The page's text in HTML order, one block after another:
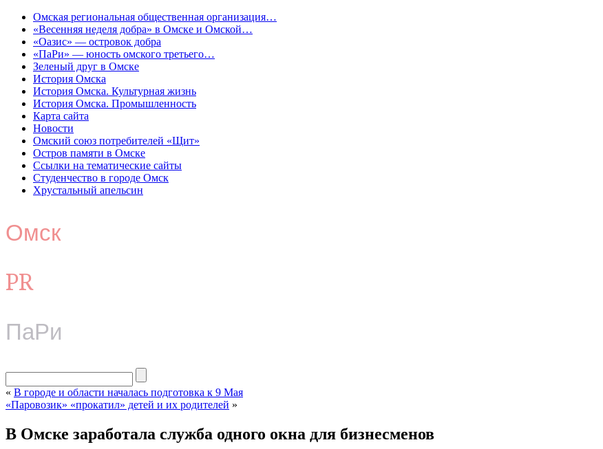
Омская региональная общественная организация…
«Весенняя неделя добра» в Омске и Омской…
«Оазис» — островок добра
«ПаРи» — юность омского третьего…
Зеленый друг в Омске
История Омска
История Омска. Культурная жизнь
История Омска. Промышленность
Карта сайта
Новости
Омский союз потребителей «Щит»
Остров памяти в Омске
Ссылки на тематические сайты
Студенчество в городе Омск
Хрустальный апельсин
Омск
PR
ПаРи
« В городе и области началась подготовка к 9 Мая
«Паровозик» «прокатил» детей и их родителей »
В Омске заработала служба одного окна для бизнесменов